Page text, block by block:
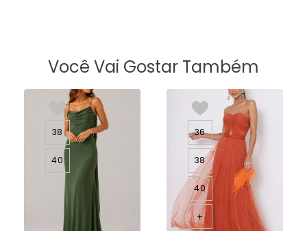
Você Vai Gostar Também
38
40
36
38
40
+